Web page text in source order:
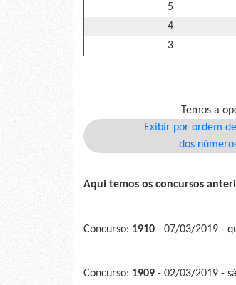
5
4
3
Temos a
Exibir por ordem
dos
Aqui temos os concursos
Concurso: 1910 - 07/03/2019 -
Concurso: 1909 - 02/03/2019 -